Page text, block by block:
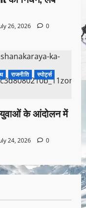
26, 2026
0
राजनीति
स्पोर्ट्स
युवाओं के आंदोलन में
24, 2026
0